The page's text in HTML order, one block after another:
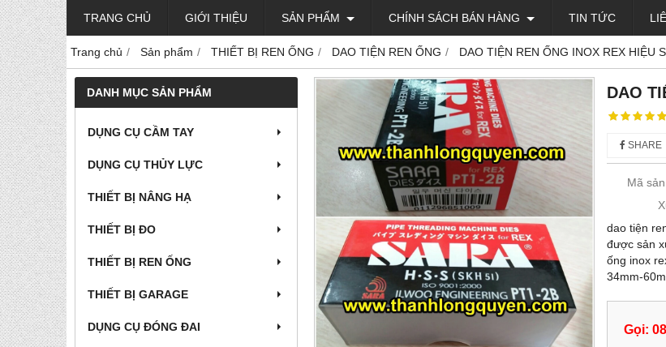
TRANG CHỦ GIỚI THIỆU SẢN PHẨM CHÍNH SÁCH BÁN HÀNG TIN TỨC
Trang chủ Sản phẩm THIẾT BỊ REN ỐNG DAO TIỆN REN ỐNG DAO TIỆN REN ỐNG INOX REX HIỆU
DANH MỤC SẢN PHẨM
DỤNG CỤ CẦM TAY
DỤNG CỤ THỦY LỰC
THIẾT BỊ NÂNG HẠ
THIẾT BỊ ĐO
THIẾT BỊ REN ỐNG
THIẾT BỊ GARAGE
DỤNG CỤ ĐÓNG ĐAI
DAO
SHARE
Mã
dao tiện
được sản
ống inox
34mm-
Gọi: